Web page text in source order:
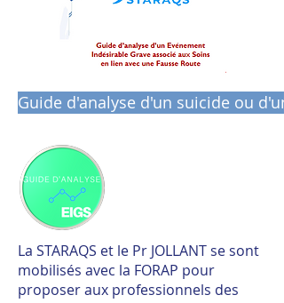
Guide d'analyse d'un suicide ou
La STARAQS et le Pr JOLLANT se sont
mobilisés avec la FORAP pour
proposer aux professionnels des